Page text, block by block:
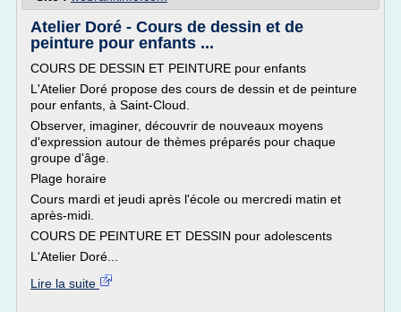
Atelier Doré - Cours de dessin et de
peinture pour enfants ...
COURS DE DESSIN ET PEINTURE pour enfants
L'Atelier Doré propose des cours de dessin et de peinture
pour enfants, à Saint-Cloud.
Observer, imaginer, découvrir de nouveaux moyens
d'expression autour de thèmes préparés pour chaque
groupe d'âge.
Plage horaire
Cours mardi et jeudi après l'école ou mercredi matin et
après-midi.
COURS DE PEINTURE ET DESSIN pour adolescents
L'Atelier Doré...
Lire la suite